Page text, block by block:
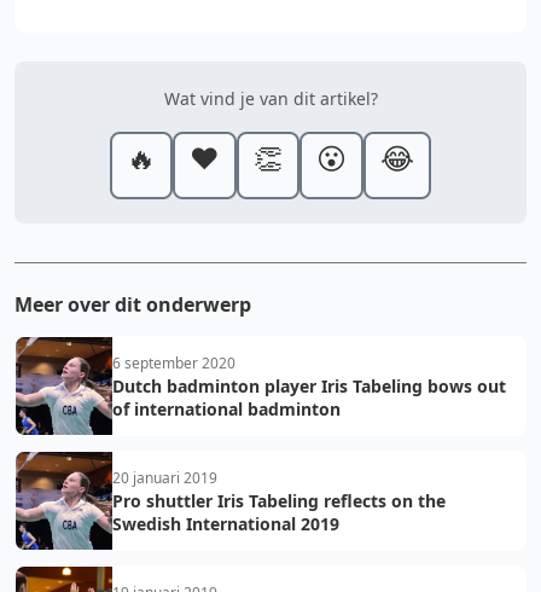
Wat vind je van dit artikel?
🔥 ❤️ 👏 😮 😂
Meer over dit onderwerp
6 september 2020
Dutch badminton player Iris Tabeling bows out
of international badminton
20 januari 2019
Pro shuttler Iris Tabeling reflects on the
Swedish International 2019